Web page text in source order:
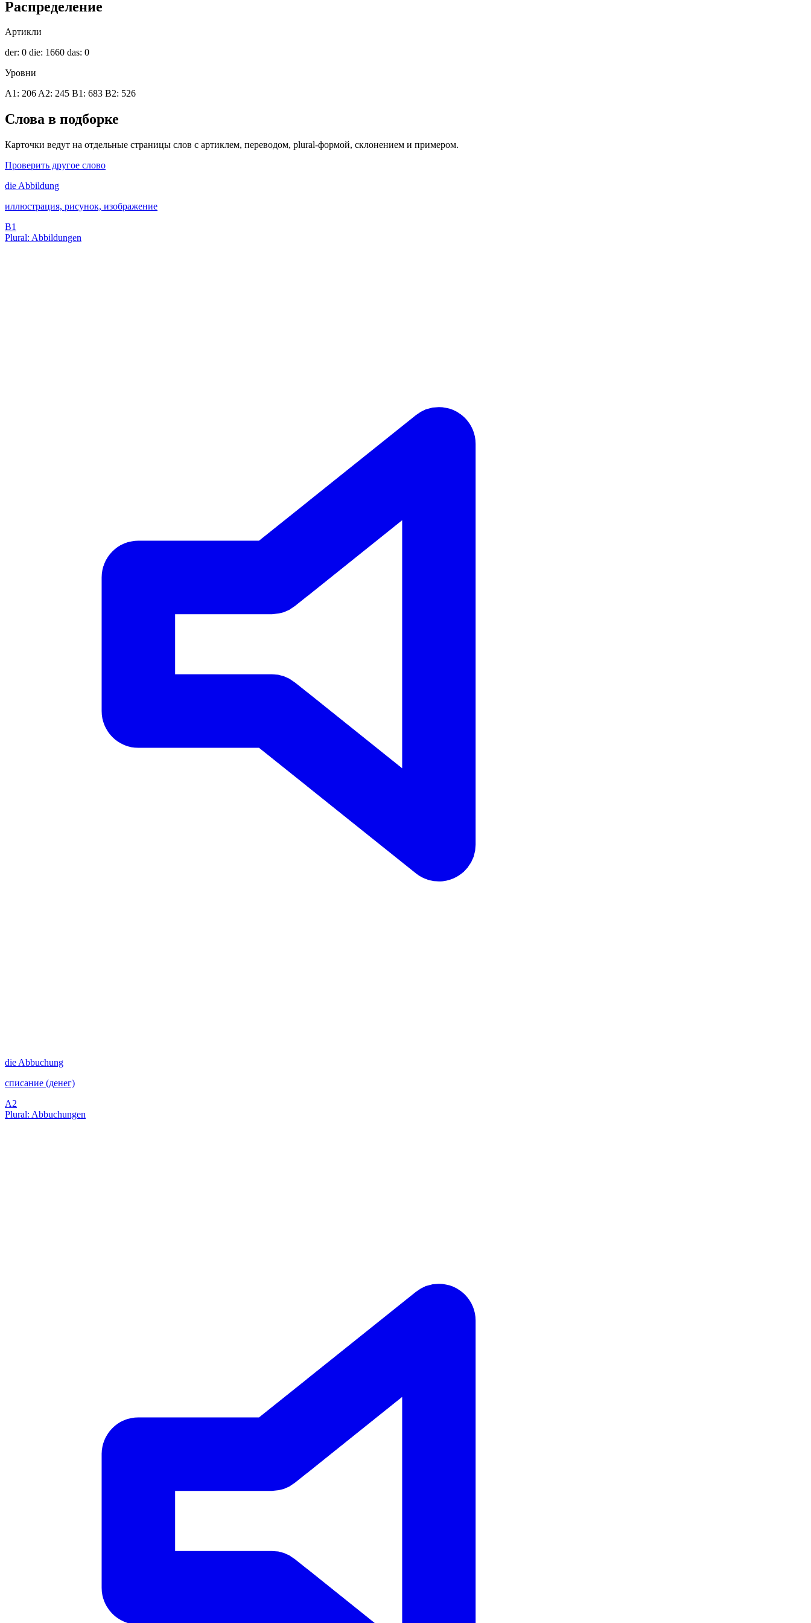
Распределение
Артикли
der: 0 die: 1660 das: 0
Уровни
A1: 206A2: 245 B1: 683 B2: 526
Слова в подборке
Карточки ведут на отдельные страницы слов с артиклем, переводом, plural-формой, склонением и примером.
Проверить другое слово
die Abbildung
иллюстрация, рисунок, изображение
B1
Plural: Abbildungen
die Abbuchung
списание (денег)
A2
Plural: Abbuchungen